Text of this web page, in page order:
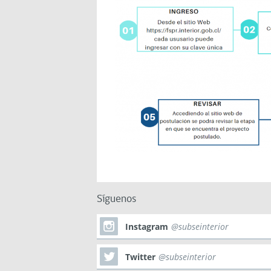
Síguenos
Instagram @subseinterior
Twitter @subseinterior